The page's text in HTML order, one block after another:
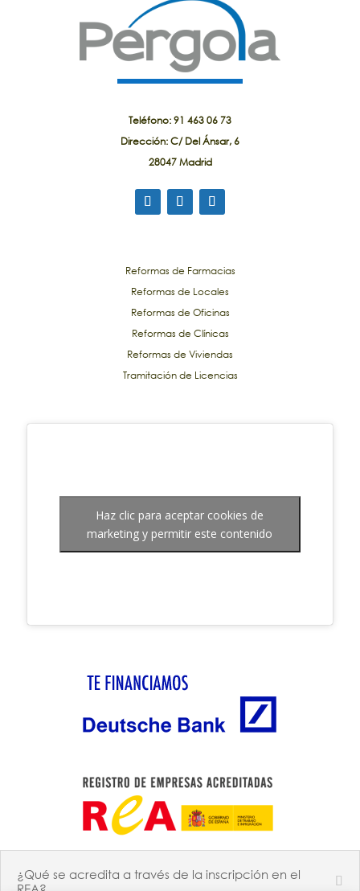
Teléfono: 91 463 06 73
Dirección: C/ Del Ánsar, 6
28047 Madrid
Reformas de Farmacias
Reformas de Locales
Reformas de Oficinas
Reformas de Clínicas
Reformas de Viviendas
Tramitación de Licencias
Haz clic para aceptar cookies de
marketing y permitir este contenido
¿Qué se acredita a través de la inscripción en el